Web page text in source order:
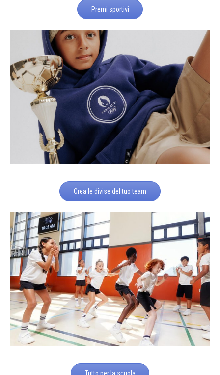
Premi sportivi
Crea le divise del tuo team
Tutto per la scuola